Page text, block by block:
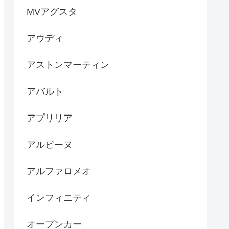
MVアグスタ
アウディ
アストンマーティン
アバルト
アプリリア
アルピーヌ
アルファロメオ
インフィニティ
オープンカー